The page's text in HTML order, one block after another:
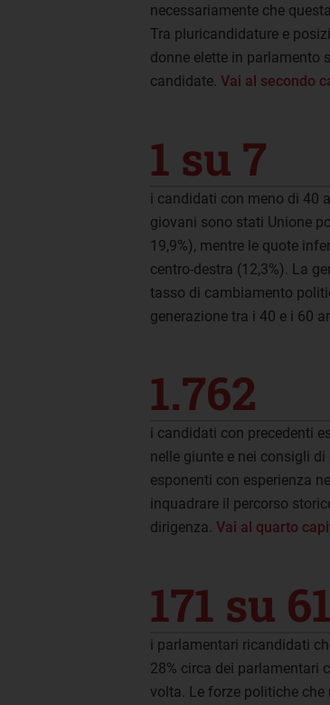
necessariamente che
Tra pluricandidature e
donne elette in parlamento
candidate. Vai al secondo
1 su 7
i candidati con meno di 40
giovani sono stati Unione
19,9%), mentre le quote
centro-destra (12,3%). La
tasso di cambiamento
generazione tra i 40 e i 60
1.762
i candidati con precedenti
nelle giunte e nei consigli
esponenti con esperienza
inquadrare il percorso
dirigenza. Vai al quarto
171 su
i parlamentari ricandidati
28% circa dei parlamentari
volta. Le forze politiche